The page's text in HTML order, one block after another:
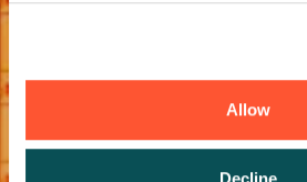
Allow
Decline